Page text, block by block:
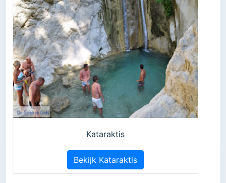
Kataraktis
Bekijk Kataraktis